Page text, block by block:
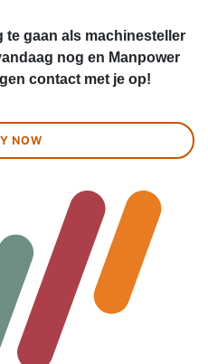
te gaan als machinesteller
nog en Manpower
contact met je op!
NOW